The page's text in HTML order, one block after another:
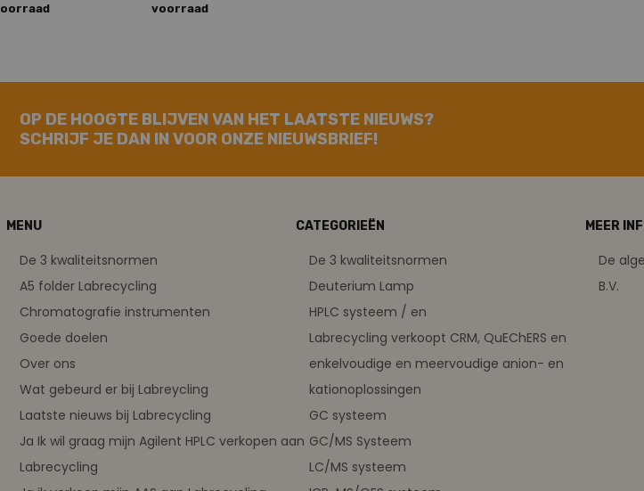
voorraad
OP DE HOOGTE BLIJVEN VAN HET LAATSTE NIEUWS?
SCHRIJF JE DAN IN VOOR ONZE NIEUWSBRIEF!
MENU
De 3 kwaliteitsnormen
A5 folder Labrecycling
Chromatografie instrumenten
Goede doelen
Over ons
Wat gebeurd er bij Labreycling
Laatste nieuws bij Labrecycling
Ja Ik wil graag mijn Agilent HPLC verkopen aan
Labrecycling
CATEGORIEËN
De 3 kwaliteitsnormen
Deuterium Lamp
HPLC systeem / en
Labrecycling verkoopt CRM, QuEChERS en
enkelvoudige en meervoudige anion- en
kationoplossingen
GC systeem
GC/MS Systeem
LC/MS systeem
MEER
De
B.V.